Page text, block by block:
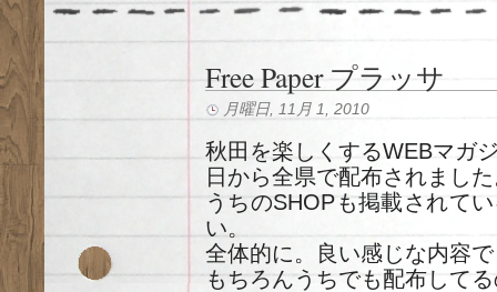
Free Paper プラッサ
月曜日, 11月 1, 2010
秋田を楽しくするWEBマガ
日から全県で配布されまし
うちのSHOPも掲載されて
い。
全体的に。良い感じな内容
もちろんうちでも配布して